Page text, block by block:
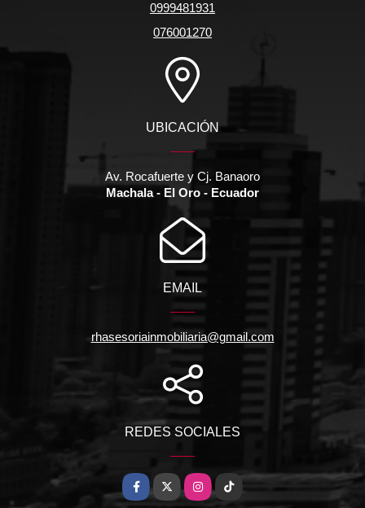
0999481931
076001270
UBICACIÓN
Av. Rocafuerte y Cj. Banaoro
Machala - El Oro - Ecuador
EMAIL
rhasesoriainmobiliaria@gmail.com
REDES SOCIALES
Facebook
X Instagram
TikTok